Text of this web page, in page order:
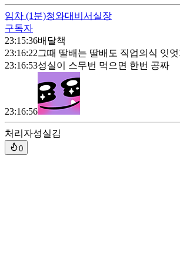
임차 (1분)청와대비서실장
구독자
23:15:36배달책
23:16:22그때 딸배는 딸배도 직업의식 잇엇
23:16:53성실이 스무번 먹으면 한번 공짜
23:16:56
처리자성실김
0